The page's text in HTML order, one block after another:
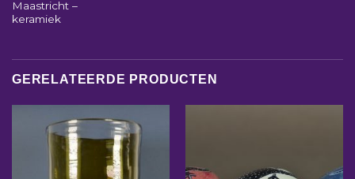
Maastricht –
keramiek
GERELATEERDE PRODUCTEN